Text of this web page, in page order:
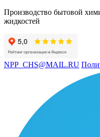
Производство бытовой
жидкостей
NPP_CHS@MAIL.RU